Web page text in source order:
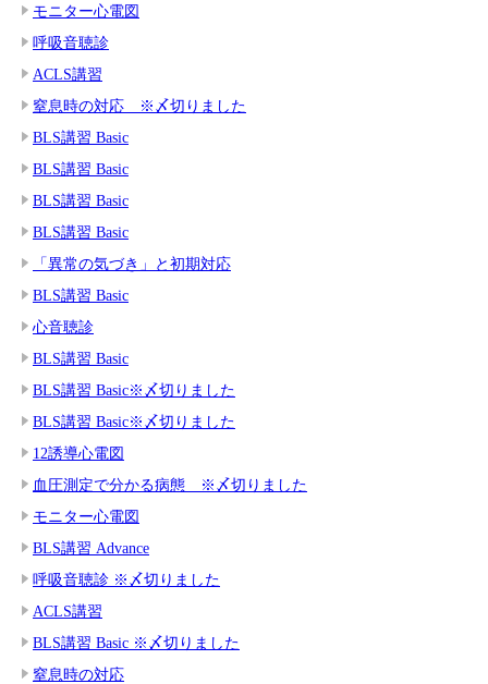
モニター心電図
呼吸音聴診
ACLS講習
窒息時の対応 ※〆切りました
BLS講習 Basic
BLS講習 Basic
BLS講習 Basic
BLS講習 Basic
「異常の気づき」と初期対応
BLS講習 Basic
心音聴診
BLS講習 Basic
BLS講習 Basic※〆切りました
BLS講習 Basic※〆切りました
12誘導心電図
血圧測定で分かる病態 ※〆切りました
モニター心電図
BLS講習 Advance
呼吸音聴診 ※〆切りました
ACLS講習
BLS講習 Basic ※〆切りました
窒息時の対応